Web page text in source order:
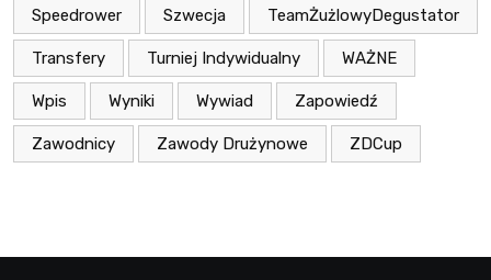
Speedrower Szwecja TeamŻużlowyDegustator
Transfery Turniej Indywidualny WAŻNE
Wpis Wyniki Wywiad Zapowiedź
Zawodnicy Zawody Drużynowe ZDCup